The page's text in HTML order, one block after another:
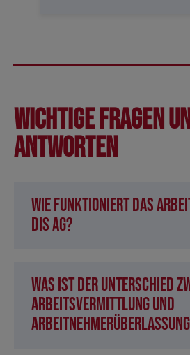
Wichtige Fragen
Antworten
Wie funktioniert das
DIS AG?
Was ist der Unterschied
Arbeitsvermittlung und